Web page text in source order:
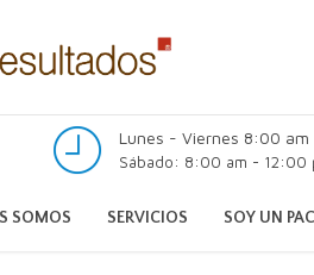
Lunes - Viernes 8:00
Sábado: 8:00 am - 12:00
SOMOS SERVICIOS SOY UN